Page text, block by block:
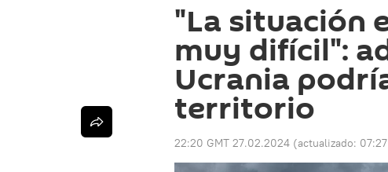
"La situación
muy difícil":
Ucrania
territorio
22:20 GMT 27.02.2024 (actualizado: